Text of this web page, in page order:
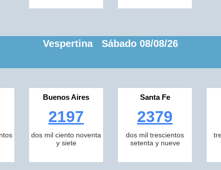
Vespertina Sábado 08/08/26
Buenos Aires
2197
dos mil ciento noventa
y siete
Santa Fe
2379
dos mil trescientos
setenta y nueve